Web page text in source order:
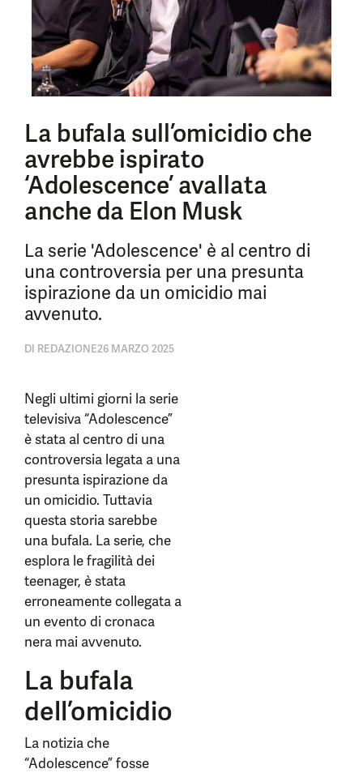
La bufala sull’omicidio che
avrebbe ispirato
‘Adolescence’ avallata
anche da Elon Musk
La serie 'Adolescence' è al centro di
una controversia per una presunta
ispirazione da un omicidio mai
avvenuto.
DI REDAZIONE26 MARZO 2025
Negli ultimi giorni la serie
televisiva “Adolescence”
è stata al centro di una
controversia legata a una
presunta ispirazione da
un omicidio. Tuttavia
questa storia sarebbe
una bufala. La serie, che
esplora le fragilità dei
teenager, è stata
erroneamente collegata a
un evento di cronaca
nera mai avvenuto.
La bufala
dell’omicidio
La notizia che
“Adolescence” fosse